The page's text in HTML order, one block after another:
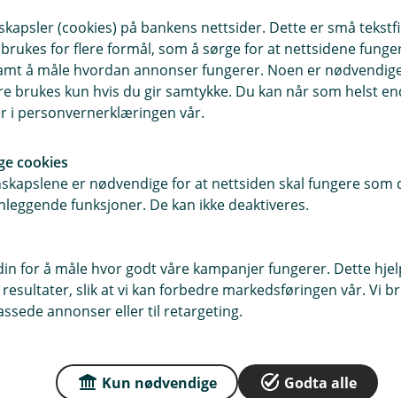
for å administrere brukerne og
tilgang til å bruke og tilpasse
i SMS-en du mottar.
er feil, vennligst kontakt oss
person.
på prosessen eller har andre
(cookies) på bankens nettsider. Dette er små
for flere formål, som å sørge for at nettsidene
å måle hvordan annonser fungerer. Noen er
brukes kun hvis du gir samtykke. Du kan når som helst
i personvernerklæringen vår.
cookies
er nødvendige for at nettsiden skal fungere som
funksjoner. De kan ikke deaktiveres.
for å måle hvor godt våre kampanjer fungerer. Dette
slik at vi kan forbedre markedsføringen vår. Vi
annonser eller til retargeting.
Kun nødvendige Godta alle